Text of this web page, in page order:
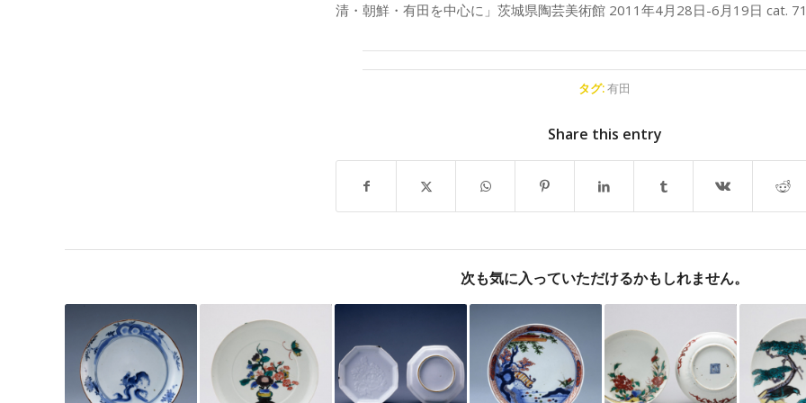
清・朝鮮・有田を中心に」茨城県陶芸美術館 2011年4月28日-6月19日 cat.
タグ:有田
Share this entry
次も気に入っていただけるかもしれません。